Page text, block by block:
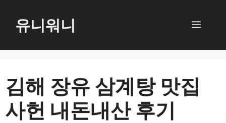
로
너
뛰
유니워니 메
김해 장유 삼계탕 맛집
사헌 내돈내산 후기